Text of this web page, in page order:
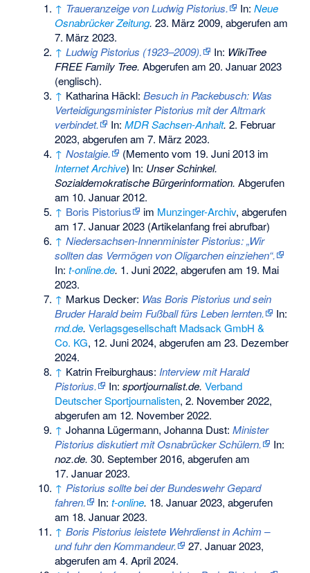
↑ Traueranzeige von Ludwig Pistorius. In:Neue
Osnabrücker Zeitung. 23. März 2009, abgerufen am
7. März 2023.
↑ Ludwig Pistorius (1923–2009). In: WikiTree
FREE Family Tree. Abgerufen am 20. Januar 2023
(englisch).
↑ Katharina Häckl:Besuch in Packebusch: Was
Verteidigungsminister Pistorius mit der Altmark
verbindet.
In:MDR Sachsen-Anhalt. 2. Februar
2023, abgerufen am 7. März 2023.
↑ Nostalgie. (Mementovom 19. Juni 2013 im
Internet Archive) In: Unser Schinkel.
Sozialdemokratische Bürgerinformation. Abgerufen
am 10. Januar 2012.
↑ Boris Pistorius im Munzinger-Archiv, abgerufen
am 17. Januar 2023 (Artikelanfang frei abrufbar)
↑ Niedersachsen-Innenminister Pistorius: „Wir
sollten das Vermögen von Oligarchen einziehen“.
In:t-online.de. 1. Juni 2022, abgerufen am 19. Mai
2023.
↑ Markus Decker: Was Boris Pistorius und sein
Bruder Harald beim Fußball fürs Leben lernten.
In:
rnd.de. Verlagsgesellschaft Madsack GmbH &
Co. KG, 12. Juni 2024, abgerufen am 23. Dezember
2024.
↑ Katrin Freiburghaus:Interview mit Harald
Pistorius.
In:sportjournalist.de. Verband
Deutscher Sportjournalisten, 2. November 2022,
abgerufen am 12. November 2022.
↑ Johanna Lügermann, Johanna Dust:Minister
Pistorius diskutiert mit Osnabrücker Schülern.
In:
noz.de. 30. September 2016, abgerufen am
17. Januar 2023.
↑ Pistorius sollte bei der Bundeswehr Gepard
fahren.
In:t-online. 18. Januar 2023, abgerufen
am 18. Januar 2023.
↑ Boris Pistorius leistete Wehrdienst in Achim –
und fuhr den Kommandeur.
27. Januar 2023,
abgerufen am 4. April 2024.